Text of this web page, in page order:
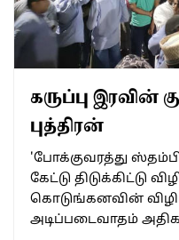
கருப்பு இரவின்
புத்திரன்
'போக்குவரத்து
கேட்டு திடுக்கிட்டு
கொடுங்கனவின்
அடிப்படைவாதம்